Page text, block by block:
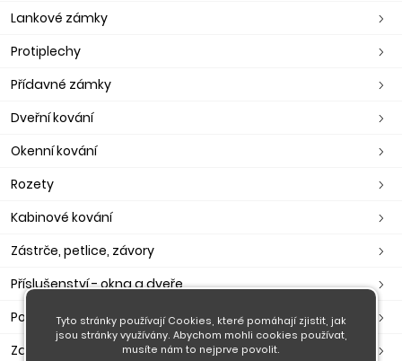
Lankové zámky
Protiplechy
Přídavné zámky
Dveřní kování
Okenní kování
Rozety
Kabinové kování
Zástrče, petlice, závory
Příslušenství - okna a dveře
Poštovní schránky, pokladny
Zavírače, ramínka, otevírače
Tyto stránky používají Cookies, které pomáhají zjistit, jak
jsou stránky využívány. Abychom mohli cookies používat,
musíte nám to nejprve povolit.